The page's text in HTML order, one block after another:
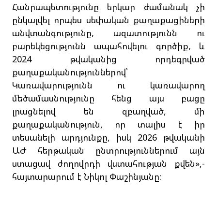
Հանրապետությունը երկար ժամանակ չի
ընկալվել որպես սեփական քաղաքացիների
անվտանգությունը, ազատությունն ու
բարեկեցությունն ապահովելու գործիք, և
2024 թվականից որդեգրված
քաղաքականություններով՝
Կառավարությունն ու կառավարող
մեծամասնությունը հենց այս բացը
լրացնելով են զբաղված, մի
քաղաքականություն, որ տալիս է իր
տեսանելի արդյունքը, իսկ 2026 թվականի
ԱԺ հերթական ընտրություններում այն
ստացավ ժողովրդի վստահության քվեն»,-
հայտարարում է Նիկոլ Փաշինյանը: